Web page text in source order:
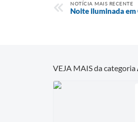
NOTÍCIA MAIS RECENTE
Noite iluminada em
VEJA MAIS da categoria